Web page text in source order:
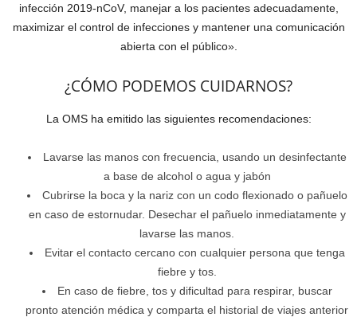
infección 2019-nCoV, manejar a los pacientes adecuadamente,
maximizar el control de infecciones y mantener una comunicación
abierta con el público».
¿CÓMO PODEMOS CUIDARNOS?
La OMS ha emitido las siguientes recomendaciones:
Lavarse las manos con frecuencia, usando un desinfectante
a base de alcohol o agua y jabón
Cubrirse la boca y la nariz con un codo flexionado o pañuelo
en caso de estornudar. Desechar el pañuelo inmediatamente y
lavarse las manos.
Evitar el contacto cercano con cualquier persona que tenga
fiebre y tos.
En caso de fiebre, tos y dificultad para respirar, buscar
pronto atención médica y comparta el historial de viajes anterior